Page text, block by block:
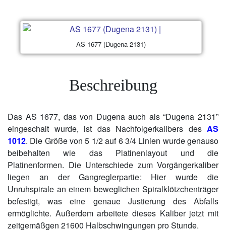
AS 1677 (Dugena 2131)
Beschreibung
Das AS 1677, das von Dugena auch als “Dugena 2131”
eingeschalt wurde, ist das Nachfolgerkalibers des AS
1012. Die Größe von 5 1/2 auf 6 3/4 Linien wurde genauso
beibehalten wie das Platinenlayout und die
Platinenformen. Die Unterschiede zum Vorgängerkaliber
liegen an der Gangreglerpartie: Hier wurde die
Unruhspirale an einem beweglichen Spiralklötzchenträger
befestigt, was eine genaue Justierung des Abfalls
ermöglichte. Außerdem arbeitete dieses Kaliber jetzt mit
zeitgemäßgen 21600 Halbschwingungen pro Stunde.